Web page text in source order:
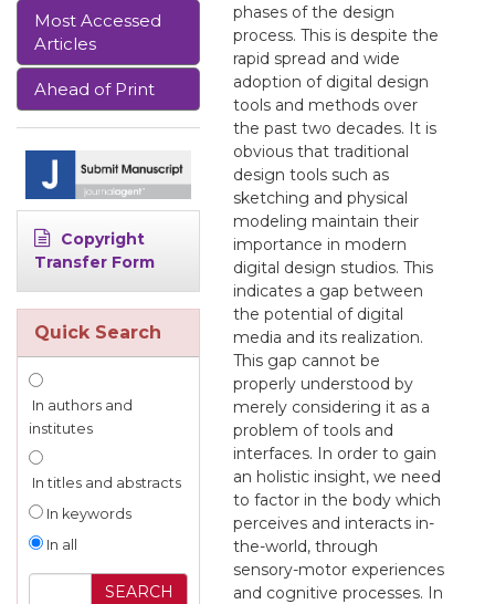
Most Accessed
Articles
Ahead of Print
Copyright
Transfer Form
Quick Search
In authors and
institutes
In titles and abstracts
In keywords
In all
phases of the design
process. This is despite the
rapid spread and wide
adoption of digital design
tools and methods over
the past two decades. It is
obvious that traditional
design tools such as
sketching and physical
modeling maintain their
importance in modern
digital design studios. This
indicates a gap between
the potential of digital
media and its realization.
This gap cannot be
properly understood by
merely considering it as a
problem of tools and
interfaces. In order to gain
an holistic insight, we need
to factor in the body which
perceives and interacts in-
the-world, through
sensory-motor experiences
and cognitive processes. In